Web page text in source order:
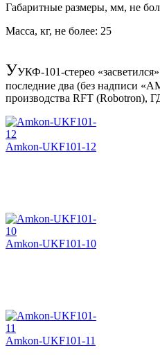
Габаритные размеры, мм, не
Масса, кг, не более: 25
УУКФ-101-стерео
последние два (без надписи
производства RFT (Robotron),
Amkon-UKF101-12
Amkon-UKF101-10
Amkon-UKF101-11